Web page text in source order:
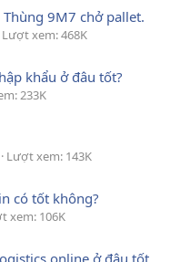
Thùng 9M7 chở pallet.
Lượt xem: 468K
khẩu ở đâu tốt?
233K
Lượt xem: 143K
có tốt không?
xem: 106K